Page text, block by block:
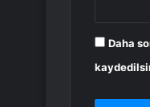
Daha